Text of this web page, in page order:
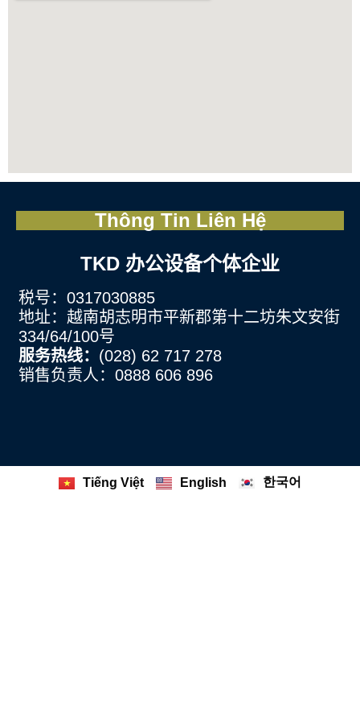
Thông Tin Liên Hệ
TKD 办公设备个体企业
税号：0317030885
地址：越南胡志明市平新郡第十二坊朱文安街
334/64/100号
服务热线： (028) 62 717 278
销售负责人：0888 606 896
Tiếng Việt English 한국어